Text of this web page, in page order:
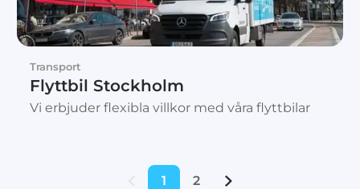
Transport
Flyttbil Stockholm
Vi erbjuder flexibla villkor med våra flyttbilar
1 2